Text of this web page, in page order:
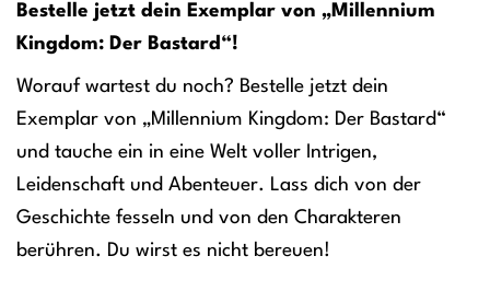
Bestelle jetzt dein Exemplar von „Millennium
Kingdom: Der Bastard“!
Worauf wartest du noch? Bestelle jetzt dein
Exemplar von „Millennium Kingdom: Der Bastard“
und tauche ein in eine Welt voller Intrigen,
Leidenschaft und Abenteuer. Lass dich von der
Geschichte fesseln und von den Charakteren
berühren. Du wirst es nicht bereuen!